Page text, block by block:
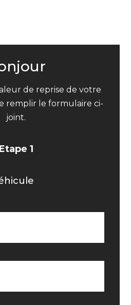
de reprise de votre
remplir le formulaire ci-
joint.
Etape 1